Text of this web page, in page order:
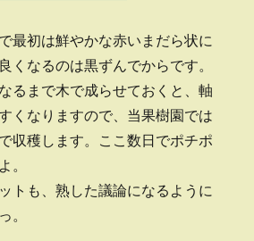
最初は鮮やかな赤いまだら状に
くなるのは黒ずんでからです。
るまで木で成らせておくと、軸
くなりますので、当果樹園では
収穫します。ここ数日でポチポ
。
トも、熟した議論になるように
。